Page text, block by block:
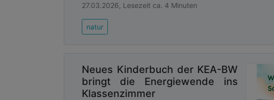
27.03.2026, Lesezeit ca. 4 Minuten
natur
Neues Kinderbuch der KEA-BW
bringt die Energiewende ins
Klassenzimmer